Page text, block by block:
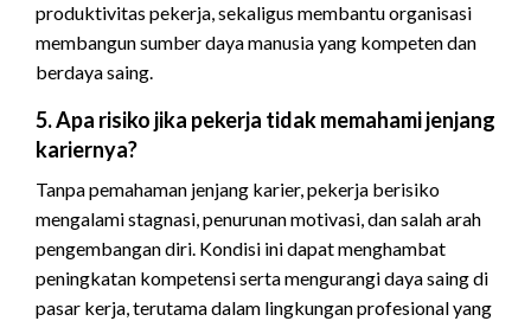
produktivitas pekerja, sekaligus membantu organisasi
membangun sumber daya manusia yang kompeten dan
berdaya saing.
5. Apa risiko jika pekerja tidak memahami jenjang
kariernya?
Tanpa pemahaman jenjang karier, pekerja berisiko
mengalami stagnasi, penurunan motivasi, dan salah arah
pengembangan diri. Kondisi ini dapat menghambat
peningkatan kompetensi serta mengurangi daya saing di
pasar kerja, terutama dalam lingkungan profesional yang